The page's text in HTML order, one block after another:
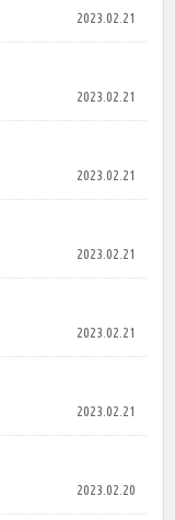
2023.02.21
2023.02.21
2023.02.21
2023.02.21
2023.02.21
2023.02.21
2023.02.20